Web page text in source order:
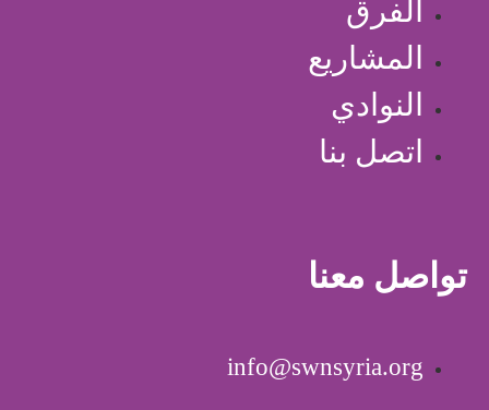
الفرق
المشاريع
النوادي
اتصل بنا
تواصل معنا
info@swnsyria.org